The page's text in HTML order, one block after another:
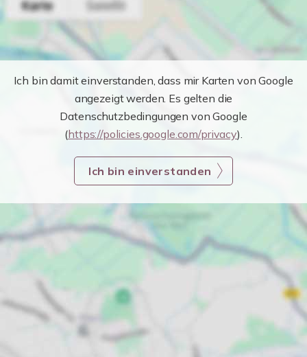
Ich bin damit einverstanden, dass mir Karten von Google
angezeigt werden. Es gelten die
Datenschutzbedingungen von Google
(https://policies.google.com/privacy).
Ich bin einverstanden